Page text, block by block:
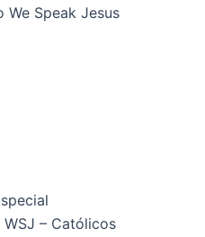
We Speak Jesus
WSJ – Católicos